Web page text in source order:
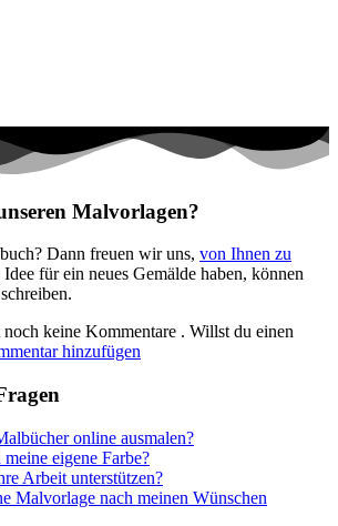
Malvorlagen?
Dann freuen wir uns, von Ihnen zu
für ein neues Gemälde haben, können
keine Kommentare . Willst du einen
hinzufügen
online ausmalen?
eigene Farbe?
Arbeit unterstützen?
Malvorlage nach meinen Wünschen